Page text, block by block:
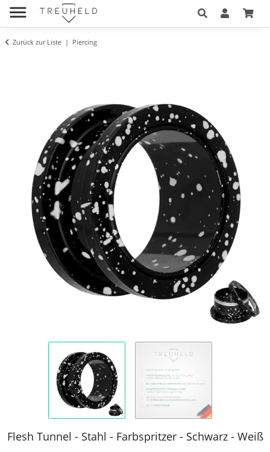
Zurück zur Liste Piercing
Flesh Tunnel - Stahl - Farbspritzer - Schwarz - Weiß